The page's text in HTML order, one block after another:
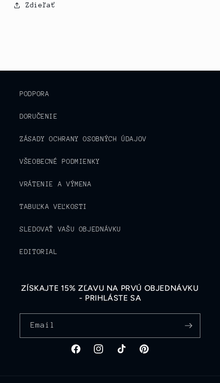
Zdieľať
PODPORA
DORUČENIE
ZÁSADY OCHRANY OSOBNÝCH ÚDAJOV
VŠEOBECNÉ PODMIENKY
VRÁTENIE A VÝMENA
TABUĽKA VEĽKOSTI
SLEDOVAŤ VAŠU OBJEDNÁVKU
EDITORIAL
ZÍSKAJTE 15% ZĽAVU NA PRVÚ OBJEDNÁVKU
- PRIHLÁSTE SA
Email
FacebookInstagramTikTokPinterest